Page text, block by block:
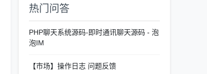
热门问答
PHP聊天系统源码-即时通讯聊天源码 - 泡
泡IM
【市场】操作日志 问题反馈